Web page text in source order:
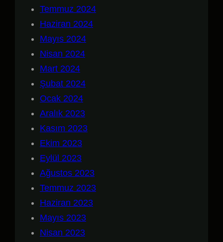
Temmuz 2024
Haziran 2024
Mayıs 2024
Nisan 2024
Mart 2024
Şubat 2024
Ocak 2024
Aralık 2023
Kasım 2023
Ekim 2023
Eylül 2023
Ağustos 2023
Temmuz 2023
Haziran 2023
Mayıs 2023
Nisan 2023